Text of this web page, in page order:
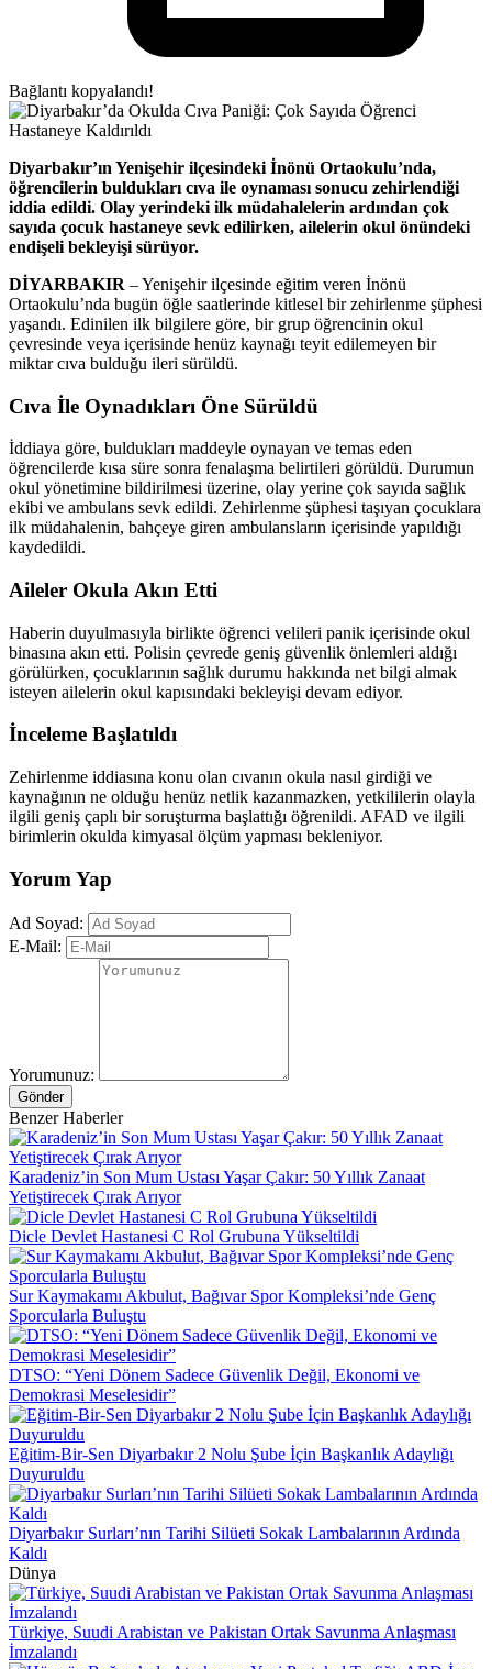
Bağlantı kopyalandı!
Diyarbakır’ın Yenişehir ilçesindeki İnönü Ortaokulu’nda,
öğrencilerin buldukları cıva ile oynaması sonucu zehirlendiği
iddia edildi. Olay yerindeki ilk müdahalelerin ardından çok
sayıda çocuk hastaneye sevk edilirken, ailelerin okul önündeki
endişeli bekleyişi sürüyor.
DİYARBAKIR – Yenişehir ilçesinde eğitim veren İnönü
Ortaokulu’nda bugün öğle saatlerinde kitlesel bir zehirlenme şüphesi
yaşandı. Edinilen ilk bilgilere göre, bir grup öğrencinin okul
çevresinde veya içerisinde henüz kaynağı teyit edilemeyen bir
miktar cıva bulduğu ileri sürüldü.
​Cıva İle Oynadıkları Öne Sürüldü
​İddiaya göre, buldukları maddeyle oynayan ve temas eden
öğrencilerde kısa süre sonra fenalaşma belirtileri görüldü. Durumun
okul yönetimine bildirilmesi üzerine, olay yerine çok sayıda sağlık
ekibi ve ambulans sevk edildi. Zehirlenme şüphesi taşıyan çocuklara
ilk müdahalenin, bahçeye giren ambulansların içerisinde yapıldığı
kaydedildi.
​Aileler Okula Akın Etti
​Haberin duyulmasıyla birlikte öğrenci velileri panik içerisinde okul
binasına akın etti. Polisin çevrede geniş güvenlik önlemleri aldığı
görülürken, çocuklarının sağlık durumu hakkında net bilgi almak
isteyen ailelerin okul kapısındaki bekleyişi devam ediyor.
​İnceleme Başlatıldı
​Zehirlenme iddiasına konu olan cıvanın okula nasıl girdiği ve
kaynağının ne olduğu henüz netlik kazanmazken, yetkililerin olayla
ilgili geniş çaplı bir soruşturma başlattığı öğrenildi. AFAD ve ilgili
birimlerin okulda kimyasal ölçüm yapması bekleniyor.
Yorum Yap
Ad Soyad:
E-Mail:
Yorumunuz:
Gönder
Benzer Haberler
Karadeniz’in Son Mum Ustası Yaşar Çakır: 50 Yıllık Zanaat
Yetiştirecek Çırak Arıyor
Dicle Devlet Hastanesi C Rol Grubuna Yükseltildi
Sur Kaymakamı Akbulut, Bağıvar Spor Kompleksi’nde Genç
Sporcularla Buluştu
DTSO: “Yeni Dönem Sadece Güvenlik Değil, Ekonomi ve
Demokrasi Meselesidir”
Eğitim-Bir-Sen Diyarbakır 2 Nolu Şube İçin Başkanlık Adaylığı
Duyuruldu
Diyarbakır Surları’nın Tarihi Silüeti Sokak Lambalarının Ardında
Kaldı
Dünya
Türkiye, Suudi Arabistan ve Pakistan Ortak Savunma Anlaşması
İmzalandı